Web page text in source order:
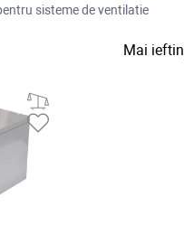
sisteme de ventilatie
Mai ieftin